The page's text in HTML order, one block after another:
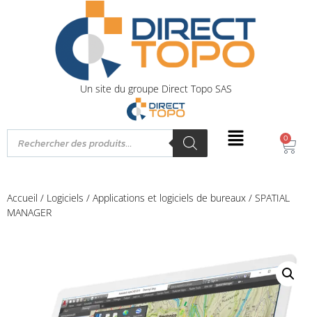
Un site du groupe Direct Topo SAS
0
Accueil / Logiciels / Applications et logiciels de bureaux / SPATIAL
MANAGER